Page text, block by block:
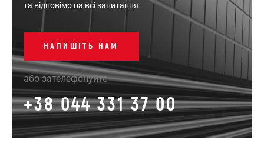
та відповімо на всі запитання
НАПИШІТЬ НАМ
або зателефонуйте
+38 044 331 37 00